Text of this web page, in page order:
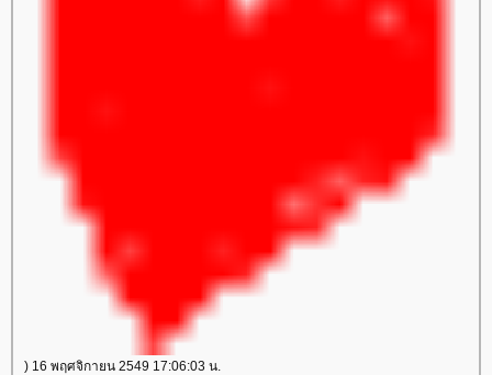
) 16 พฤศจิกายน 2549 17:06:03 น.